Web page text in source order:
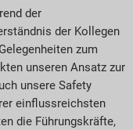
der
der Kollegen
zum
unseren Ansatz zur
unsere Safety
einflussreichsten
die Führungskräfte,